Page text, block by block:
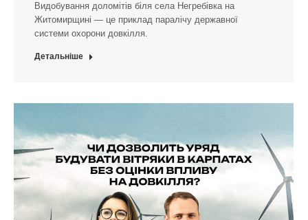
Видобування доломітів біля села Негребівка на
Житомирщині — це приклад паралічу державної
системи охорони довкілля.
Детальніше